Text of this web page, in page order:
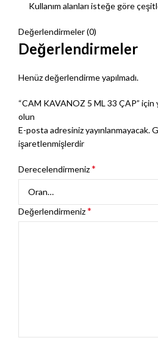
Kullanım alanları isteğe göre
Değerlendirmeler (0)
Değerlendirmeler
Henüz değerlendirme yapılmadı.
“CAM KAVANOZ 5 ML 33 ÇAP” için
olun
E-posta adresiniz yayınlanmayacak.
işaretlenmişlerdir
Derecelendirmeniz*
Değerlendirmeniz*